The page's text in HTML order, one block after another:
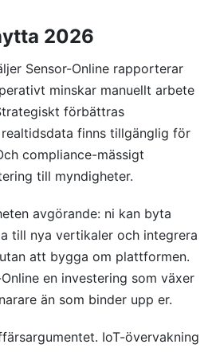
2026
Sensor-Online rapporterar
minskar manuellt arbete
förbättras
finns tillgänglig för
compliance-mässigt
till myndigheter.
avgörande: ni kan byta
till nya vertikaler och integrera
att bygga om plattformen.
en investering som växer
än som binder upp er.
IoT-övervakning